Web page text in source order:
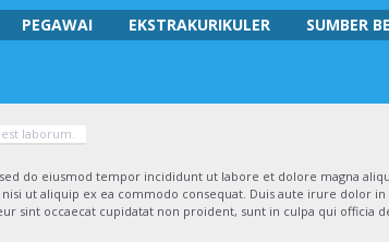
PEGAWAI EKSTRAKURIKULER SUMBER
laborum.
do eiusmod tempor incididunt ut labore et dolore magna
ut aliquip ex ea commodo consequat. Duis aute irure dolor
sint occaecat cupidatat non proident, sunt in culpa qui officia